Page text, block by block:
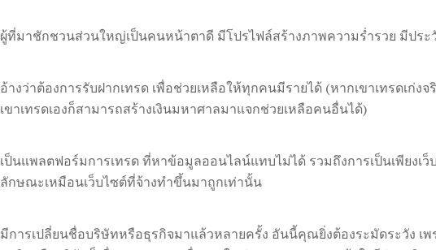
ผู้ที่มาชักชวนส่วนใหญ่เป็นคนหน้าตาดี มีโปรไฟล์สร้างภาพความร่ำรวย มีประวั
อ้างว่าต้องการรับฝากเทรด เพื่อช่วยเหลือให้ทุกคนมีรายได้ (หากเขาเทรดเก่ง
เขาเทรดเองก็สามารถสร้างเงินมหาศาลมาแจกช่วยเหลือคนอื่นได้)
เป็นแพลตฟอร์มการเทรด ที่หาข้อมูลออนไลน์แทบไม่ได้ รวมถึงการเป็นเพียงเว็
ลักษณะเหมือนเว็บไซต์ที่จ้างทำขึ้นมาถูกเท่านั้น
มีการเปลี่ยนชื่อบริษัทหรือธุรกิจมาแล้วหลายครั้ง อันนี้คุณยิ่งต้องระมัดระวัง เพ